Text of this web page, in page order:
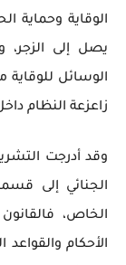
الوقاية وحماية
يصل إلى الزجر،
الوسائل للوقاية
زاعزعة النظام
وقد أدرجت
الجنائي إلى
الخاص،
الأحكام